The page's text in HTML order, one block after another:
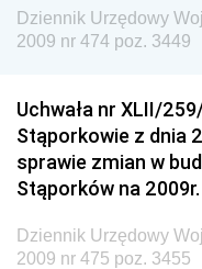
Dziennik Urzędowy
Inspektora Ochrony
Dziennik
Narodowego i
Dziennik Urzędowy
Dziennik Urzędowy
Dziennik Urzędowy
2009 nr 474 poz. 3449
Uchwała nr XLII/
Stąporkowie z dnia
sprawie zmian w
Stąporków na 2009r.
Dziennik Urzędowy
2009 nr 475 poz. 3455